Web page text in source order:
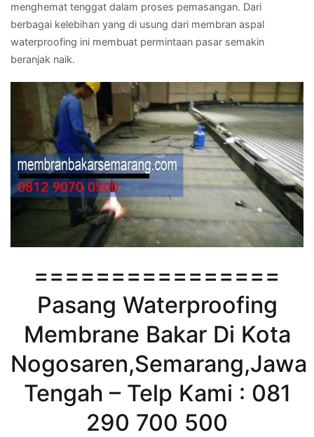
menghemat tenggat dalam proses pemasangan. Dari
berbagai kelebihan yang di usung dari membran aspal
waterproofing ini membuat permintaan pasar semakin
beranjak naik.
================
Pasang Waterproofing
Membrane Bakar Di Kota
Nogosaren,Semarang,Jawa
Tengah – Telp Kami : 081
290 700 500